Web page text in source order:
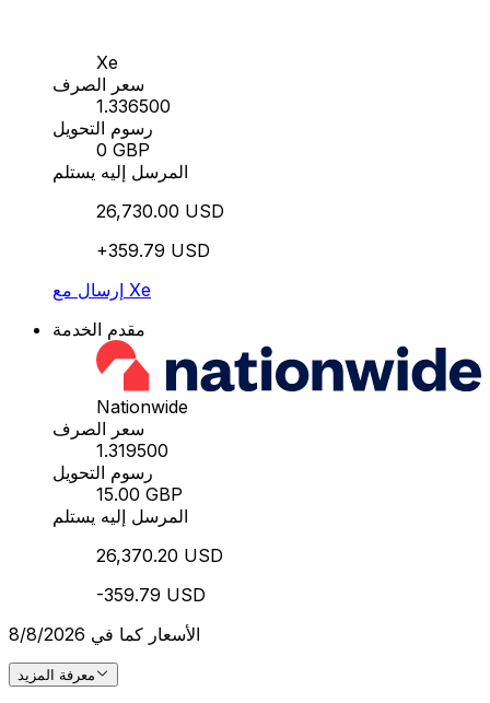
Xe
سعر الصرف
1.336500
رسوم التحويل
0 GBP
المرسل إليه يستلم
26,730.00 USD
+359.79 USD
إرسال مع Xe
مقدم الخدمة
Nationwide
سعر الصرف
1.319500
رسوم التحويل
15.00 GBP
المرسل إليه يستلم
26,370.20 USD
-359.79 USD
الأسعار كما في 8/8/2026
معرفة المزيد